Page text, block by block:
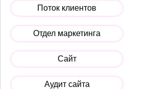
Поток клиентов
Отдел маркетинга
Сайт
Аудит сайта